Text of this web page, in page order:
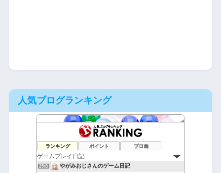
人気ブログランキング
ランキング ポイント ブロ画
23位 アラフォーおじさんのゲーム備忘録
24位 Noel Note-ゲームと絵の記録-
25位 やがみおじさんのゲーム日記